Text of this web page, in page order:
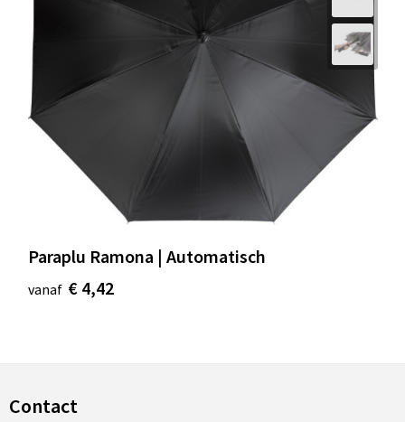
Paraplu Ramona | Automatisch
vanaf € 4,42
Contact